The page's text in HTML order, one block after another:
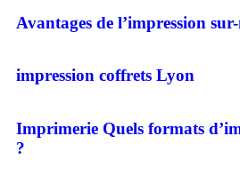
Avantages de l’impression
impression coffrets Lyon
Imprimerie Quels formats
?